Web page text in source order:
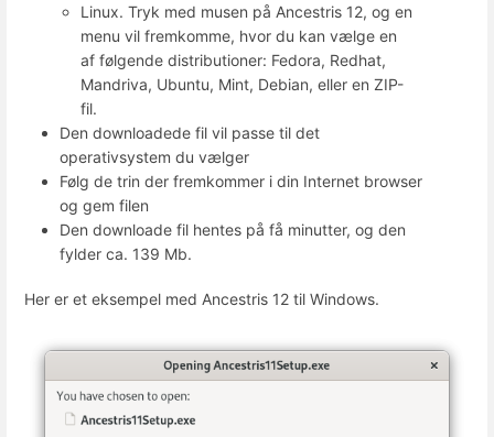
Linux. Tryk med musen på Ancestris 12, og en
menu vil fremkomme, hvor du kan vælge en
af følgende distributioner: Fedora, Redhat,
Mandriva, Ubuntu, Mint, Debian, eller en ZIP-
fil.
Den downloadede fil vil passe til det
operativsystem du vælger
Følg de trin der fremkommer i din Internet browser
og gem filen
Den downloade fil hentes på få minutter, og den
fylder ca. 139 Mb.
Her er et eksempel med Ancestris 12 til Windows.